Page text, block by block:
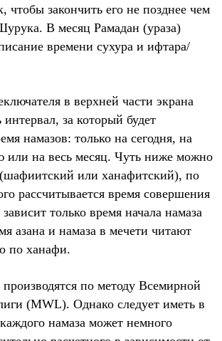
чтобы закончить его не позднее чем
В месяц Рамадан (ураза)
времени сухура и ифтара/
в верхней части экрана
за который будет
намазов: только на сегодня, на
или на весь месяц. Чуть ниже можно
или ханафитский), по
рассчитывается время совершения
только время начала намаза
азана и намаза в мечети читают
по ханафи.
по методу Всемирной
(MWL). Однако следует иметь в
намаза может немного